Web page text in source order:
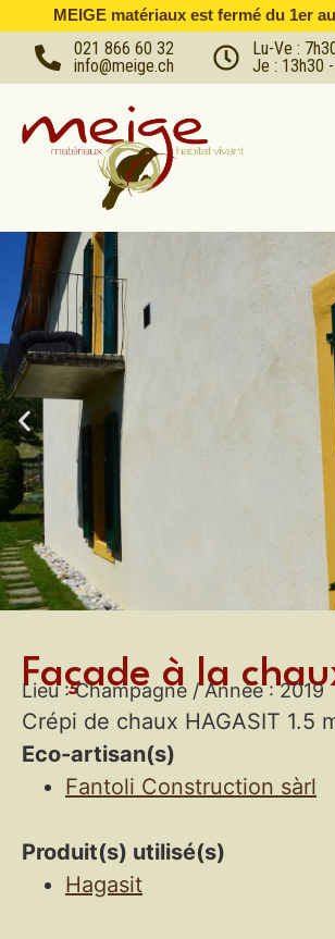
MEIGE matériaux est fermé du 1er
021 866 60 32
info@meige.ch
Lu-Ve :
Je : 13h30
Façade à la
Lieu : Champagne / Année : 2019
Crépi de chaux HAGASIT 1.5
Eco-artisan(s)
Fantoli Construction sàrl
Produit(s) utilisé(s)
Hagasit